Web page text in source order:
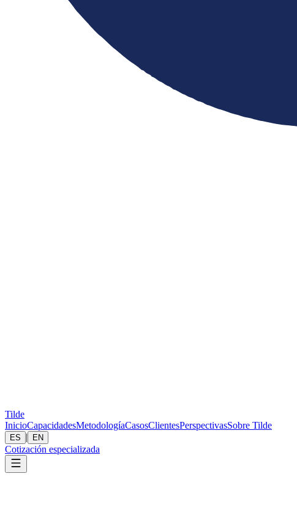
Tilde
InicioCapacidadesMetodologíaCasosClientesPerspectivasSobre Tilde
ES | EN
Cotización especializada